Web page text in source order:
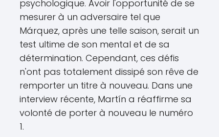
psychologique. Avoir l'opportunité de se
mesurer à un adversaire tel que
Márquez, après une telle saison, serait un
test ultime de son mental et de sa
détermination. Cependant, ces défis
n'ont pas totalement dissipé son rêve de
remporter un titre à nouveau. Dans une
interview récente, Martín a réaffirme sa
volonté de porter à nouveau le numéro
1.